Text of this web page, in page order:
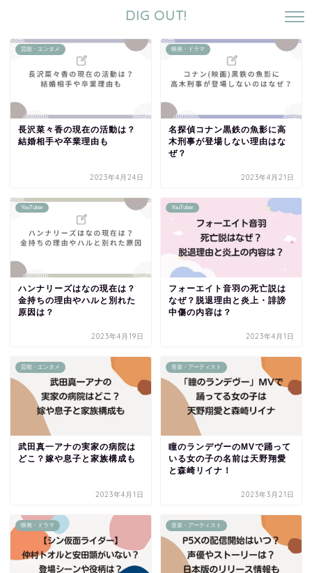
DIG OUT!
芸能・エンタメ
長沢菜々香の現在の活動は？
結婚相手や卒業理由も
2023年4月24日
映画・ドラマ
名探偵コナン黒鉄の魚影に高
木刑事が登場しない理由はな
ぜ？
2023年4月21日
YouTuber
ハンナリーズはなの現在は？
金持ちの理由やハルと別れた
原因は？
2023年4月19日
YouTuber
フォーエイト音羽の死亡説は
なぜ？脱退理由と炎上・誹謗
中傷の内容は？
2023年4月1日
芸能・エンタメ
武田真一アナの実家の病院は
どこ？嫁や息子と家族構成も
2023年4月1日
音楽・アーティスト
瞳のランデヴーのMVで踊って
いる女の子の名前は天野翔愛
と森崎リイナ！
2023年3月21日
映画・ドラマ 音楽・アーティスト